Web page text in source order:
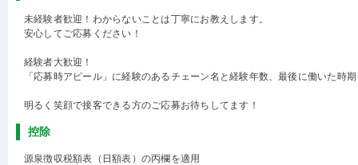
未経験者歓迎！わからないことは丁寧にお教えします。
安心してご応募ください！
経験者大歓迎！
「応募時アピール」に経験のあるチェーン名と経験年数、最後に働いた時
明るく笑顔で接客できる方のご応募お待ちしてます！
控除
源泉徴収税額表（日額表）の丙欄を適用